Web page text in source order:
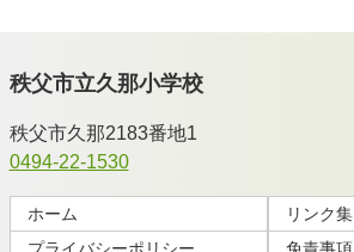
秩父市立久那小学校
秩父市久那2183番地1
0494-22-1530
ホーム
リンク集